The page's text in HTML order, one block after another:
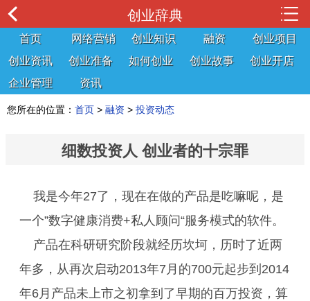
创业辞典
首页 网络营销 创业知识 融资
创业项目
创业资讯
创业准备 如何创业 创业故事
创业开店
企业管理
资讯
您所在的位置： 首页 > 融资 > 投资动态
细数投资人 创业者的十宗罪
我是今年27了，现在在做的产品是吃嘛呢，是
一个”数字健康消费+私人顾问“服务模式的软件。
产品在科研研究阶段就经历坎坷，历时了近两
年多，从再次启动2013年7月的700元起步到2014
年6月产品未上市之初拿到了早期的百万投资，算